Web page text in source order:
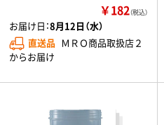
￥182（税込）
お届け日：8月12日（水）
直送品 ＭＲＯ商品取扱店２
からお届け